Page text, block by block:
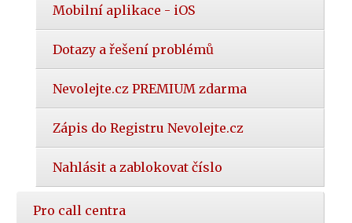
Mobilní aplikace - iOS
Dotazy a řešení problémů
Nevolejte.cz PREMIUM zdarma
Zápis do Registru Nevolejte.cz
Nahlásit a zablokovat číslo
Pro call centra